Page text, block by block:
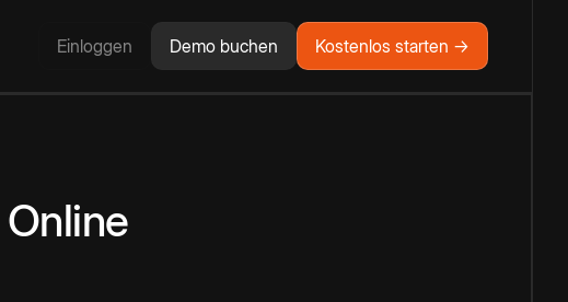
Einloggen Demo buchen Kostenlos starten →
Online